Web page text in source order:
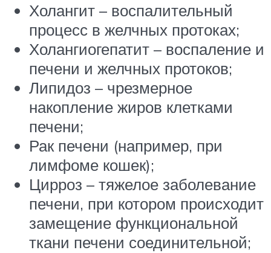
Холангит – воспалительный
процесс в желчных протоках;
Холангиогепатит – воспаление и
печени и желчных протоков;
Липидоз – чрезмерное
накопление жиров клетками
печени;
Рак печени (например, при
лимфоме кошек);
Цирроз – тяжелое заболевание
печени, при котором происходит
замещение функциональной
ткани печени соединительной;